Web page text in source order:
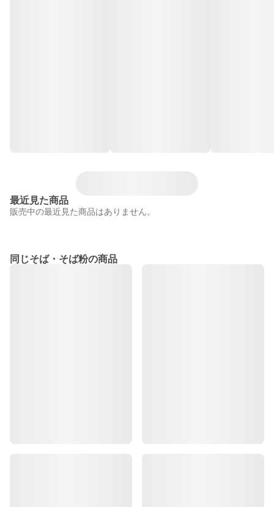
最近見た商品
販売中の最近見た商品はありません。
同じそば・そば粉の商品